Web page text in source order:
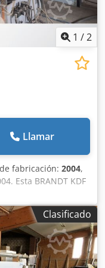
1 /2
Llamar
fabricación: 2004,
Esta BRANDT KDF
unidades
para el canteado
espesores de canto
de 8 a 50 mm.
como una unidad de
de cola y unidades
Clasificado